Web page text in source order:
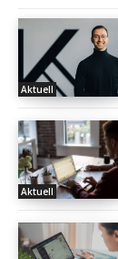
Aktuell
Aktuell